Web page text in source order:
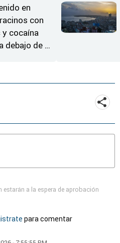
en
con
y cocaína
debajo de la
a la espera de aprobación
para comentar